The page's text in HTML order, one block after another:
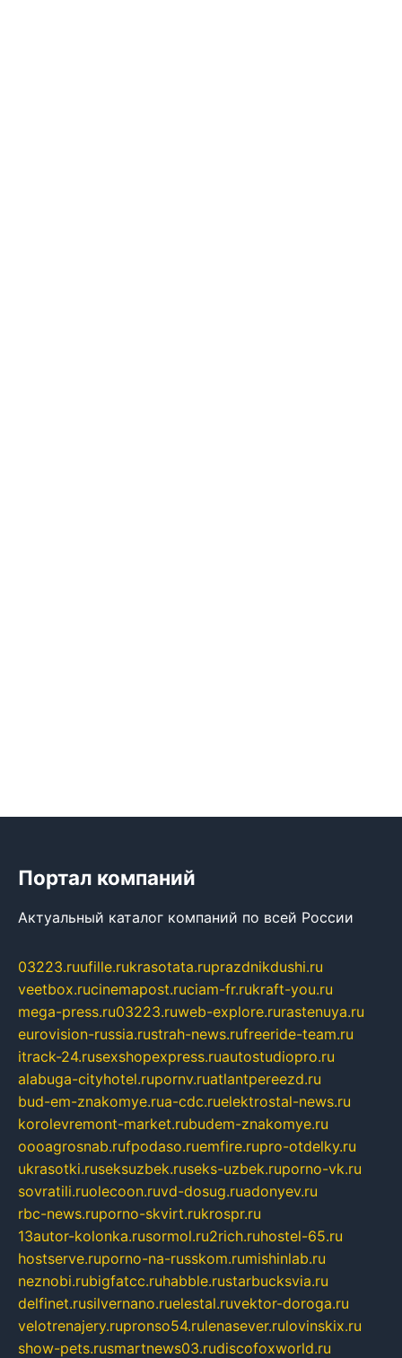
Портал компаний
Актуальный каталог компаний по всей России
03223.ruufille.rukrasotata.ruprazdnikdushi.ru
veetbox.rucinemapost.ruciam-fr.rukraft-you.ru
mega-press.ru03223.ruweb-explore.rurastenuya.ru
eurovision-russia.rustrah-news.rufreeride-team.ru
itrack-24.rusexshopexpress.ruautostudiopro.ru
alabuga-cityhotel.rupornv.ruatlantpereezd.ru
bud-em-znakomye.rua-cdc.ruelektrostal-news.ru
korolevremont-market.rubudem-znakomye.ru
oooagrosnab.rufpodaso.ruemfire.rupro-otdelky.ru
ukrasotki.ruseksuzbek.ruseks-uzbek.ruporno-vk.ru
sovratili.ruolecoon.ruvd-dosug.ruadonyev.ru
rbc-news.ruporno-skvirt.rukrospr.ru
13autor-kolonka.rusormol.ru2rich.ruhostel-65.ru
hostserve.ruporno-na-russkom.rumishinlab.ru
neznobi.rubigfatcc.ruhabble.rustarbucksvia.ru
delfinet.rusilvernano.ruelestal.ruvektor-doroga.ru
velotrenajery.rupronso54.rulenasever.rulovinskix.ru
show-pets.rusmartnews03.rudiscofoxworld.ru